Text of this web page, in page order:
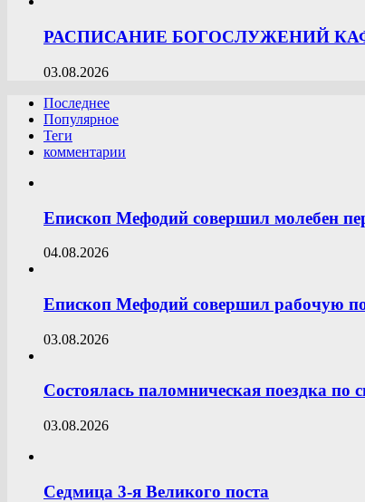
РАСПИСАНИЕ БОГОСЛУЖЕНИЙ
03.08.2026
Последнее
Популярное
Теги
комментарии
Епископ Мефодий совершил молебен
04.08.2026
Епископ Мефодий совершил рабочую
03.08.2026
Состоялась паломническая поездка
03.08.2026
Седмица 3-я Великого поста